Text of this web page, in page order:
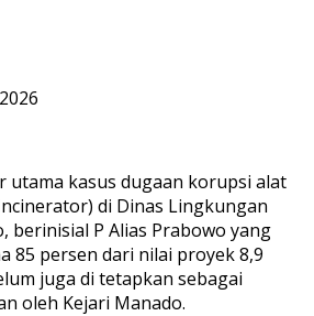
utama kasus dugaan korupsi alat
di Dinas Lingkungan
berinisial P Alias Prabowo yang
85 persen dari nilai proyek 8,9
juga di tetapkan sebagai
oleh Kejari Manado.